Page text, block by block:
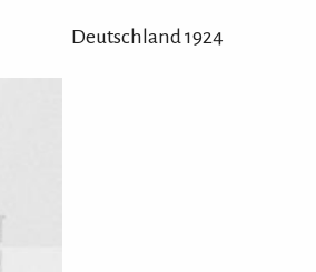
Deutschland 1924